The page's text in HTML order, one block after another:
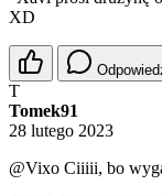
XD
T
Tomek91
28 lutego 2023
@Vixo Ciiiii, bo